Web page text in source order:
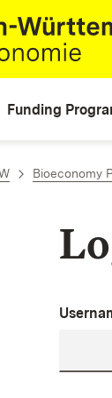
Funding
Bioeconomy